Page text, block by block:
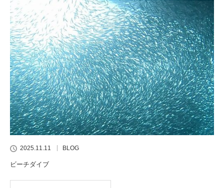
2025.11.11 BLOG
ビーチダイブ